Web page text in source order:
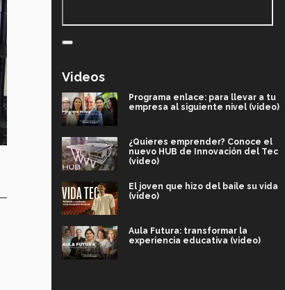
Videos
Programa enlace: para llevar a tu
empresa al siguiente nivel (video)
¿Quieres emprender? Conoce el
nuevo HUB de Innovación del Tec
(video)
El joven que hizo del baile su vida
(video)
Aula Futura: transformar la
experiencia educativa (video)